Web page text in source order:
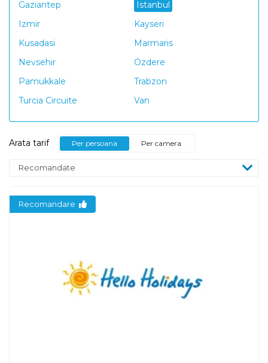
Gaziantep
Istanbul
Izmir
Kayseri
Kusadasi
Marmaris
Nevsehir
Ozdere
Pamukkale
Trabzon
Turcia Circuite
Van
Arata tarif Per persoana Per camera
Recomandare